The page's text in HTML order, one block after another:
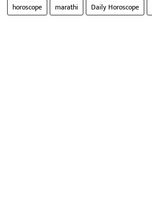
horoscope marathi Daily Horoscope